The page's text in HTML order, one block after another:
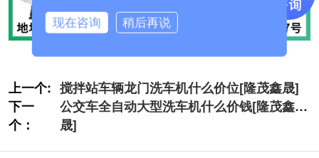
上一个: 搅拌站车辆龙门洗车机什么价位[隆茂鑫晟]
下一
个：
公交车全自动大型洗车机什么价钱[隆茂鑫
晟]
现在咨询 稍后再说